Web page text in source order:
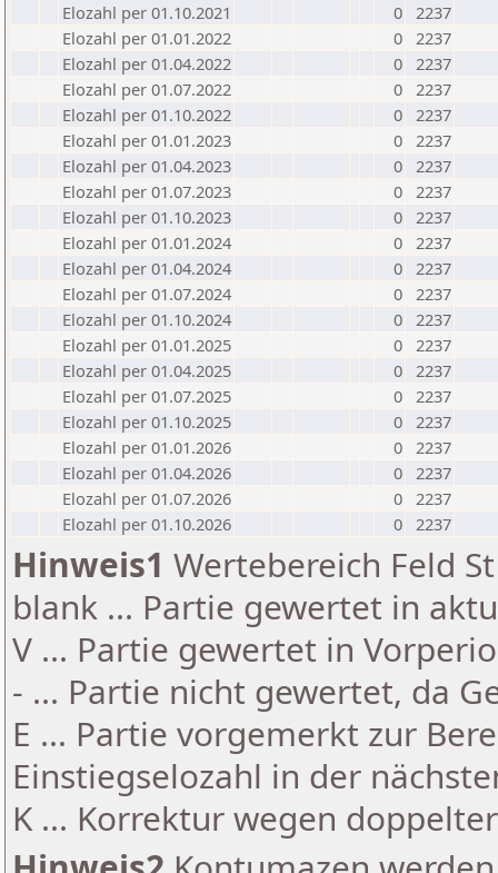
Elozahl per 01.10.2021
0 2237
Elozahl per 01.01.2022
0 2237
Elozahl per 01.04.2022
0 2237
Elozahl per 01.07.2022
0 2237
Elozahl per 01.10.2022
0 2237
Elozahl per 01.01.2023
0 2237
Elozahl per 01.04.2023
0 2237
Elozahl per 01.07.2023
0 2237
Elozahl per 01.10.2023
0 2237
Elozahl per 01.01.2024
0 2237
Elozahl per 01.04.2024
0 2237
Elozahl per 01.07.2024
0 2237
Elozahl per 01.10.2024
0 2237
Elozahl per 01.01.2025
0 2237
Elozahl per 01.04.2025
0 2237
Elozahl per 01.07.2025
0 2237
Elozahl per 01.10.2025
0 2237
Elozahl per 01.01.2026
0 2237
Elozahl per 01.04.2026
0 2237
Elozahl per 01.07.2026
0 2237
Elozahl per 01.10.2026
0 2237
Hinweis1 Wertebereich Feld
blank ... Partie gewertet in
V ... Partie gewertet in
- ... Partie nicht gewertet, da
E ... Partie vorgemerkt zur
Einstiegselozahl in der
K ... Korrektur wegen